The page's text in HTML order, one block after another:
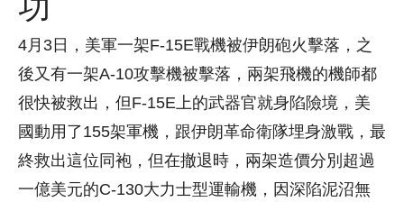
4月3日，美軍一架F-15E戰機被伊朗砲火擊落，之
後又有一架A-10攻擊機被擊落，兩架飛機的機師都
很快被救出，但F-15E上的武器官就身陷險境，美
國動用了155架軍機，跟伊朗革命衛隊埋身激戰，最
終救出這位同袍，但在撤退時，兩架造價分別超過
一億美元的C-130大力士型運輸機，因深陷泥沼無